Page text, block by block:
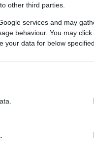
other third parties.
services and may
behaviour. You may
your data for below
την ψυχασθένεια
που
δεν